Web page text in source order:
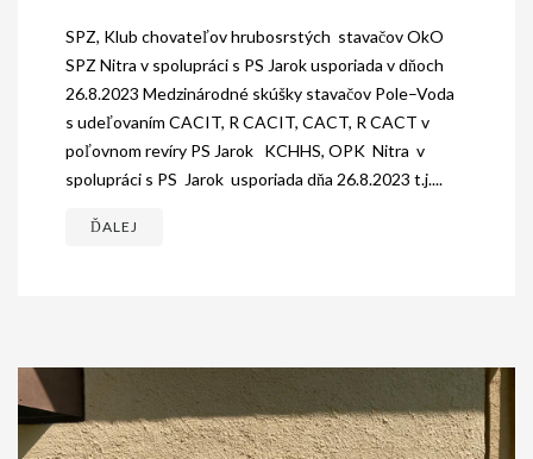
SPZ, Klub chovateľov hrubosrstých stavačov OkO
SPZ Nitra v spolupráci s PS Jarok usporiada v dňoch
26.8.2023 Medzinárodné skúšky stavačov Pole–Voda
s udeľovaním CACIT, R CACIT, CACT, R CACT v
poľovnom revíry PS Jarok KCHHS, OPK Nitra v
spolupráci s PS Jarok usporiada dňa 26.8.2023 t.j....
ĎALEJ